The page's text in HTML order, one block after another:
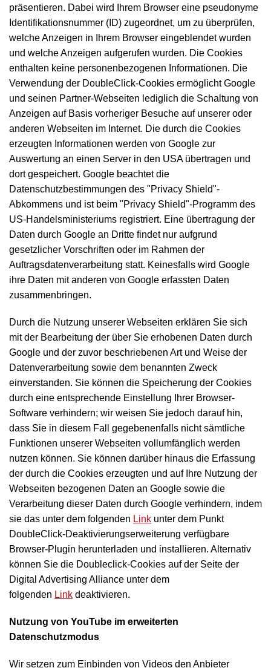
präsentieren. Dabei wird Ihrem Browser eine pseudonyme
Identifikationsnummer (ID) zugeordnet, um zu überprüfen,
welche Anzeigen in Ihrem Browser eingeblendet wurden
und welche Anzeigen aufgerufen wurden. Die Cookies
enthalten keine personenbezogenen Informationen. Die
Verwendung der DoubleClick-Cookies ermöglicht Google
und seinen Partner-Webseiten lediglich die Schaltung von
Anzeigen auf Basis vorheriger Besuche auf unserer oder
anderen Webseiten im Internet. Die durch die Cookies
erzeugten Informationen werden von Google zur
Auswertung an einen Server in den USA übertragen und
dort gespeichert. Google beachtet die
Datenschutzbestimmungen des "Privacy Shield"-
Abkommens und ist beim "Privacy Shield"-Programm des
US-Handelsministeriums registriert. Eine übertragung der
Daten durch Google an Dritte findet nur aufgrund
gesetzlicher Vorschriften oder im Rahmen der
Auftragsdatenverarbeitung statt. Keinesfalls wird Google
ihre Daten mit anderen von Google erfassten Daten
zusammenbringen.
Durch die Nutzung unserer Webseiten erklären Sie sich
mit der Bearbeitung der über Sie erhobenen Daten durch
Google und der zuvor beschriebenen Art und Weise der
Datenverarbeitung sowie dem benannten Zweck
einverstanden. Sie können die Speicherung der Cookies
durch eine entsprechende Einstellung Ihrer Browser-
Software verhindern; wir weisen Sie jedoch darauf hin,
dass Sie in diesem Fall gegebenenfalls nicht sämtliche
Funktionen unserer Webseiten vollumfänglich werden
nutzen können. Sie können darüber hinaus die Erfassung
der durch die Cookies erzeugten und auf Ihre Nutzung der
Webseiten bezogenen Daten an Google sowie die
Verarbeitung dieser Daten durch Google verhindern, indem
sie das unter dem folgenden Link unter dem Punkt
DoubleClick-Deaktivierungserweiterung verfügbare
Browser-Plugin herunterladen und installieren. Alternativ
können Sie die Doubleclick-Cookies auf der Seite der
Digital Advertising Alliance unter dem
folgenden Link deaktivieren.
Nutzung von YouTube im erweiterten
Datenschutzmodus
Wir setzen zum Einbinden von Videos den Anbieter